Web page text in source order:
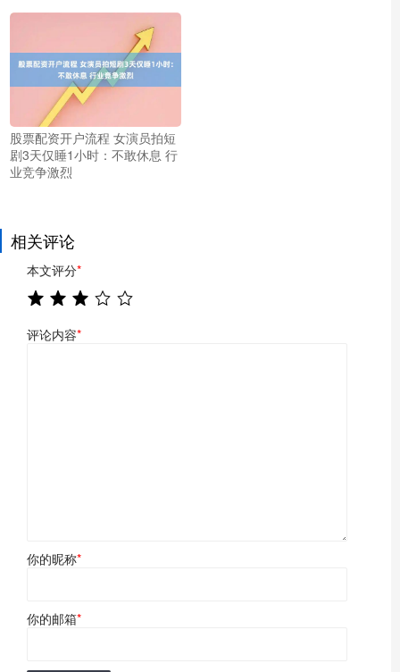
股票配资开户流程 女演员拍短
剧3天仅睡1小时：不敢休息 行
业竞争激烈
相关评论
本文评分*
评论内容*
你的昵称*
你的邮箱*